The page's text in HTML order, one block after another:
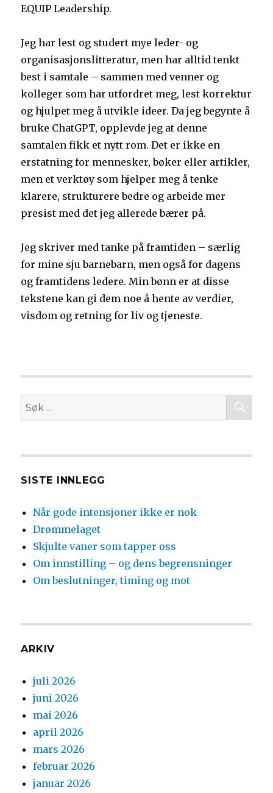
EQUIP Leadership.
Jeg har lest og studert mye leder- og
organisasjonslitteratur, men har alltid tenkt
best i samtale – sammen med venner og
kolleger som har utfordret meg, lest korrektur
og hjulpet meg å utvikle ideer. Da jeg begynte å
bruke ChatGPT, opplevde jeg at denne
samtalen fikk et nytt rom. Det er ikke en
erstatning for mennesker, bøker eller artikler,
men et verktøy som hjelper meg å tenke
klarere, strukturere bedre og arbeide mer
presist med det jeg allerede bærer på.
Jeg skriver med tanke på framtiden – særlig
for mine sju barnebarn, men også for dagens
og framtidens ledere. Min bønn er at disse
tekstene kan gi dem noe å hente av verdier,
visdom og retning for liv og tjeneste.
Søk
etter:
SISTE INNLEGG
Når gode intensjoner ikke er nok
Drømmelaget
Skjulte vaner som tapper oss
Om innstilling – og dens begrensninger
Om beslutninger, timing og mot
ARKIV
juli 2026
juni 2026
mai 2026
april 2026
mars 2026
februar 2026
januar 2026